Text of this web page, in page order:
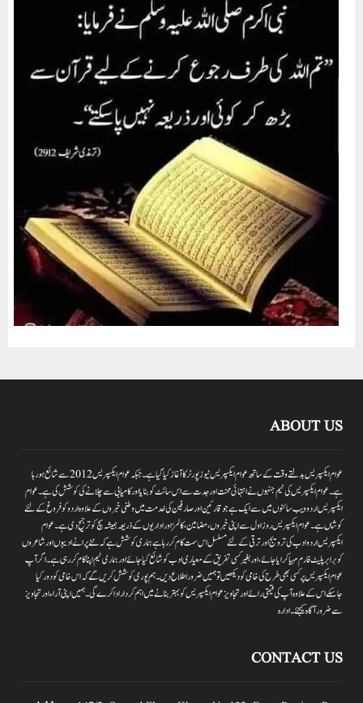
ABOUT US
عوام ایکسپریس بدلتے وقت کے ساتھ عوام ایکسپریس نیوز پورٹر کا آغاز کیا گیا ہے۔جبکہ عوام ایکسپریس 2012سے شائع ہورہا
ہے۔ عوام ایکسپریس کی ٹیم جنہوں نے انتہائی محنت اور جدت سے اس سائٹ کو بنایا اور کامیابی سے چلانے کی کوشش کی ہے۔عوام
ایکسپریس اردو ویب سائٹوں میں سے ایک ہے جو قارئین اور صارفین کی خدمت میں وطنی خبروں کے علاوہ اردو کو فروغ کے لئے
کوشاں ہے۔عوام ایکسپریس روز اول سے اپنی خبروں ،مضامین ،کالمز اور اداریوں کے ذریعہ ہمیشہ سچ کو ترجیح دی ہے۔عوام
ایکسپریس اردو ادب کی ترویج اور ترقی کے لئے مسلسل اس سمت کام کر رہا ہے ہماری کوشش ہے کہ نئے پرانے ادیبوں اور شاعروں
کو برابر پلیٹ فارم مہیا کرایا جائے،اور بغیر کسی تفریق کے معیاری ادب کو شائع کیا جائے اور ہماری ٹیم اپنا کام کر رہی ہے۔اگر آپ
عوام ایکسپریس پر کسی بھی طرح کی خامی کو دیکھیں تو ہمیں ضرور اطلاع دیں۔ہم پوری کوشش کریں گے کہ اس خامی کو دور کیا
جاسکے اس کے علاوہ آپ کی قیمتی رائے اور تجاویز عوام ایکسپریس کو بہتر بنانے میں اہم کردار اداکرے گی۔ہمیں اپنی آراءاور تجاویز
سے ضرور آگاہ کیجئے۔ ادارہ
CONTACT US